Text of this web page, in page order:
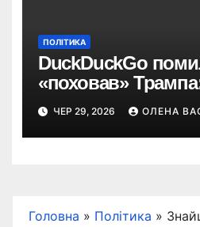
ПОЛІТИКА
DuckDuckGo
«поховав»
з AI-пошуком
ЧЕР 29, 2026 ОЛЕНА
Головна » Політика »